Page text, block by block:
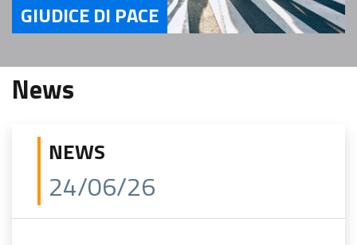
GIUDICE DI PACE
News
NEWS
24/06/26